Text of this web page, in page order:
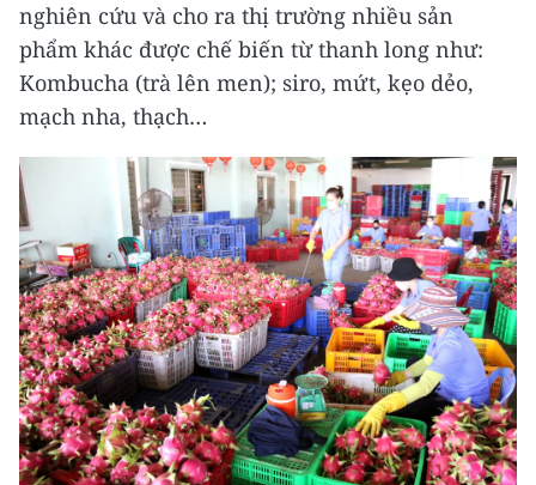
nghiên cứu và cho ra thị trường nhiều sản
phẩm khác được chế biến từ thanh long như:
Kombucha (trà lên men); siro, mứt, kẹo dẻo,
mạch nha, thạch…